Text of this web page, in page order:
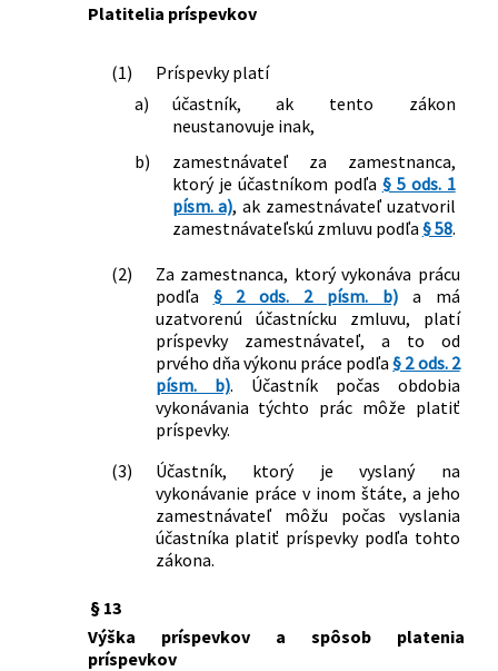
Platitelia príspevkov
(1)
Príspevky platí
a)
účastník, ak tento zákon
neustanovuje inak,
b)
zamestnávateľ za zamestnanca,
ktorý je účastníkom podľa § 5 ods. 1
písm. a), ak zamestnávateľ uzatvoril
zamestnávateľskú zmluvu podľa § 58.
(2)
Za zamestnanca, ktorý vykonáva prácu
podľa § 2 ods. 2 písm. b)a má
uzatvorenú účastnícku zmluvu, platí
príspevky zamestnávateľ, a to od
prvého dňa výkonu práce podľa§ 2 ods. 2
písm. b). Účastník počas obdobia
vykonávania týchto prác môže platiť
príspevky.
(3)
Účastník, ktorý je vyslaný na
vykonávanie práce v inom štáte, a jeho
zamestnávateľ môžu počas vyslania
účastníka platiť príspevky podľa tohto
zákona.
§ 13
Výška príspevkov a spôsob platenia
príspevkov